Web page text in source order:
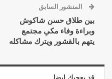
المنشور السابق
بين طلاق حسن شاكوش
وبراءة وفاء مكي مجتمع
يتهم بالقشور ويترك مشاكله